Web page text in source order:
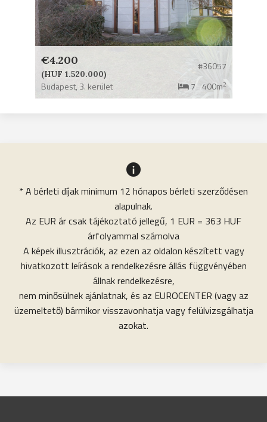
€4.200
(HUF 1.520.000)
#36057
Budapest, 3. kerület 7 400m2
* A bérleti díjak minimum 12 hónapos bérleti szerződésen
alapulnak.
Az EUR ár csak tájékoztató jellegű, 1 EUR = 363 HUF
árfolyammal számolva
A képek illusztrációk, az ezen az oldalon készített vagy
hivatkozott leírások a rendelkezésre állás függvényében
állnak rendelkezésre,
nem minősülnek ajánlatnak, és az EUROCENTER (vagy az
üzemeltető) bármikor visszavonhatja vagy felülvizsgálhatja
azokat.